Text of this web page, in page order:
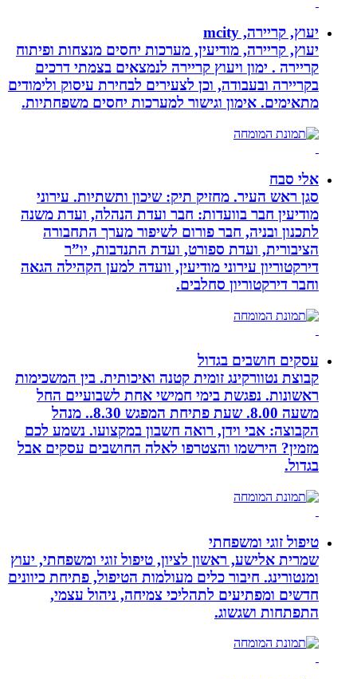
יעוץ, קריירה, mcity
יעוץ, קריירה, מודיעין, מערכות יחסים מנצחות ופיתוח
קריירה . ימון ויעוץ קריירה לנמצאים בצמתי דרכים
בקריירה ובעבודה, וכן לצעירים לבחירת עיסוק ולימודים
מתאימים. אימון וגישור למערכות יחסים משפחתיות.
אלי סבח
סגן ראש העיר. מחזיק תיק: שיכון ותשתיות. עירוני
מודיעין חבר בוועדות: חבר ועדת הנהלה, ועדת משנה
לתכנון ובניה, חבר פורום לשיפור מערך התחבורה
הציבורית, ועדת ספורט, ועדת התנדבות, יו”ר
דירקטוריון עירוני מודיעין, וועדה למען הקהילה הגאה
וחבר דירקטוריון סחלבים.
עסקים חושבים בגדול
קבוצת נטוורקינג זומית קטנה ואיכותית. בין המשכימות
ראשונות. נפגשת בימי חמישי אחת לשבועיים החל
משעה 8.00. שעת פתיחת המפגש 8.30.. מנהל
הקבוצה: אבי וידן, רואה חשבון במקצועו. נשמע לכם
מזמין? הירשמו והצטרפו לאלה החושבים עסקים אבל
בגדול.
טיפול זוגי ומשפחתי
שמרית אלישע, ראשון לציון, טיפול זוגי ומשפחתי, יעוץ
ומנטורינג. חיבור כלים מעולמות הטיפול, פתיחת כיוונים
חדשים ומפתיעים לתהליכי צמיחה, ניהול עצמי,
התפתחות ושגשוג.